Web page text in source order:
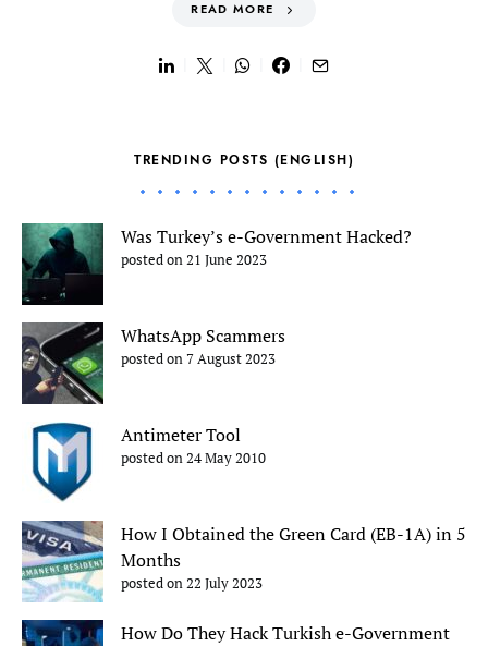
READ MORE
TRENDING POSTS (ENGLISH)
Was Turkey’s e-Government Hacked?
posted on 21 June 2023
WhatsApp Scammers
posted on 7 August 2023
Antimeter Tool
posted on 24 May 2010
How I Obtained the Green Card (EB-1A) in 5
Months
posted on 22 July 2023
How Do They Hack Turkish e-Government